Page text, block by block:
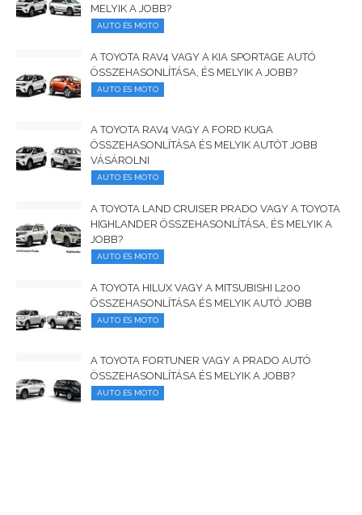
MELYIK A JOBB?
AUTO ÉS MOTO
A TOYOTA RAV4 VAGY A KIA SPORTAGE AUTÓ
ÖSSZEHASONLÍTÁSA, ÉS MELYIK A JOBB?
AUTO ÉS MOTO
A TOYOTA RAV4 VAGY A FORD KUGA
ÖSSZEHASONLÍTÁSA ÉS MELYIK AUTÓT JOBB
VÁSÁROLNI
AUTO ÉS MOTO
A TOYOTA LAND CRUISER PRADO VAGY A TOYOTA
HIGHLANDER ÖSSZEHASONLÍTÁSA, ÉS MELYIK A
JOBB?
AUTO ÉS MOTO
A TOYOTA HILUX VAGY A MITSUBISHI L200
ÖSSZEHASONLÍTÁSA ÉS MELYIK AUTÓ JOBB
AUTO ÉS MOTO
A TOYOTA FORTUNER VAGY A PRADO AUTÓ
ÖSSZEHASONLÍTÁSA ÉS MELYIK A JOBB?
AUTO ÉS MOTO